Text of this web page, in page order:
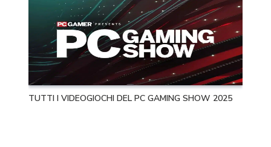
TUTTI I VIDEOGIOCHI DEL PC GAMING SHOW 2025